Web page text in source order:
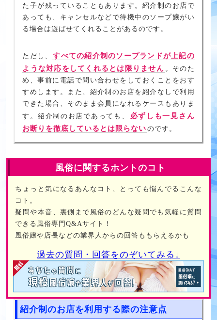
た子が残っていることもあります。紹介制のお店で
あっても、キャンセルなどで待機中のソープ嬢がい
る場合は遊ばせてくれることがあるのです。
ただし、
すべての紹介制のソープランドが上記の
ような対応をしてくれるとは限りません 。そのた
め、事前に電話で問い合わせをしておくことをおす
すめします。また、紹介制のお店を紹介なしで利用
できた場合、そのまま会員になれるケースもありま
す。紹介制のお店であっても、
必ずしも一見さん
お断りを徹底しているとは限らない のです。
風俗に関するホントのコト
ちょっと気になるあんなコト、とっても悩んでるこんな
コト。
疑問や本音、裏側まで風俗のどんな疑問でも気軽に質問
できる風俗専門Q&Aサイト！
風俗嬢や店長などの業界人からの回答ももらえるかも
過去の質問・回答をのぞいてみる↓
紹介制のお店を利用する際の注意点